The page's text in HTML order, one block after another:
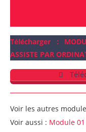
Télécharger :
ASSISTE PAR
Voir les autres
Voir aussi : Module 01